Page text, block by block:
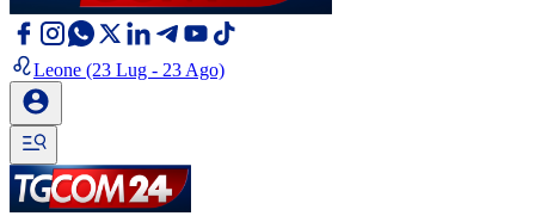
Leone (23 Lug - 23 Ago)